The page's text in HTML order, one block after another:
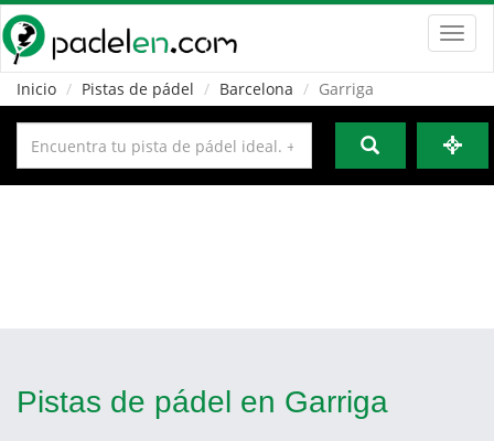
Inicio
Pistas de pádel Barcelona Garriga
Pistas de pádel en Garriga